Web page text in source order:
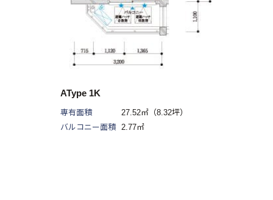
AType 1K
専有面積
27.52㎡（8.32坪）
バルコニー面積
2.77㎡